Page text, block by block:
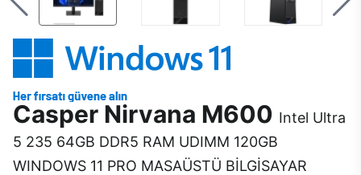
Casper Nirvana M600 Intel Ultra
5 235 64GB DDR5 RAM UDIMM 120GB
WINDOWS 11 PRO MASAÜSTÜ BİLGİSAYAR